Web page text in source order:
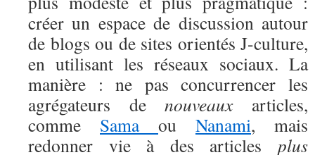
créer un espace de discussion autour
de blogs ou de sites orientés J-culture,
en utilisant les réseaux sociaux. La
manière : ne pas concurrencer les
agrégateurs denouveauxarticles,
comme Sama ou Nanami, mais
redonner vie à des articles plus